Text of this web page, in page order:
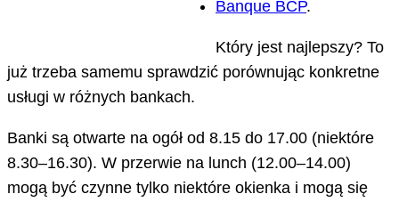
Banque BCP.
Który jest najlepszy? To
już trzeba samemu sprawdzić porównując konkretne
usługi w różnych bankach.
Banki są otwarte na ogół od 8.15 do 17.00 (niektóre
8.30–16.30). W przerwie na lunch (12.00–14.00)
mogą być czynne tylko niektóre okienka i mogą się